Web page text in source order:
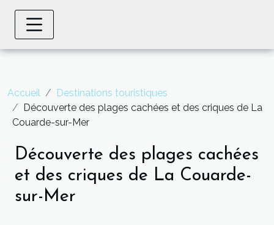
Accueil
Destinations touristiques
Découverte des plages cachées et des criques de La
Couarde-sur-Mer
Découverte des plages cachées
et des criques de La Couarde-
sur-Mer